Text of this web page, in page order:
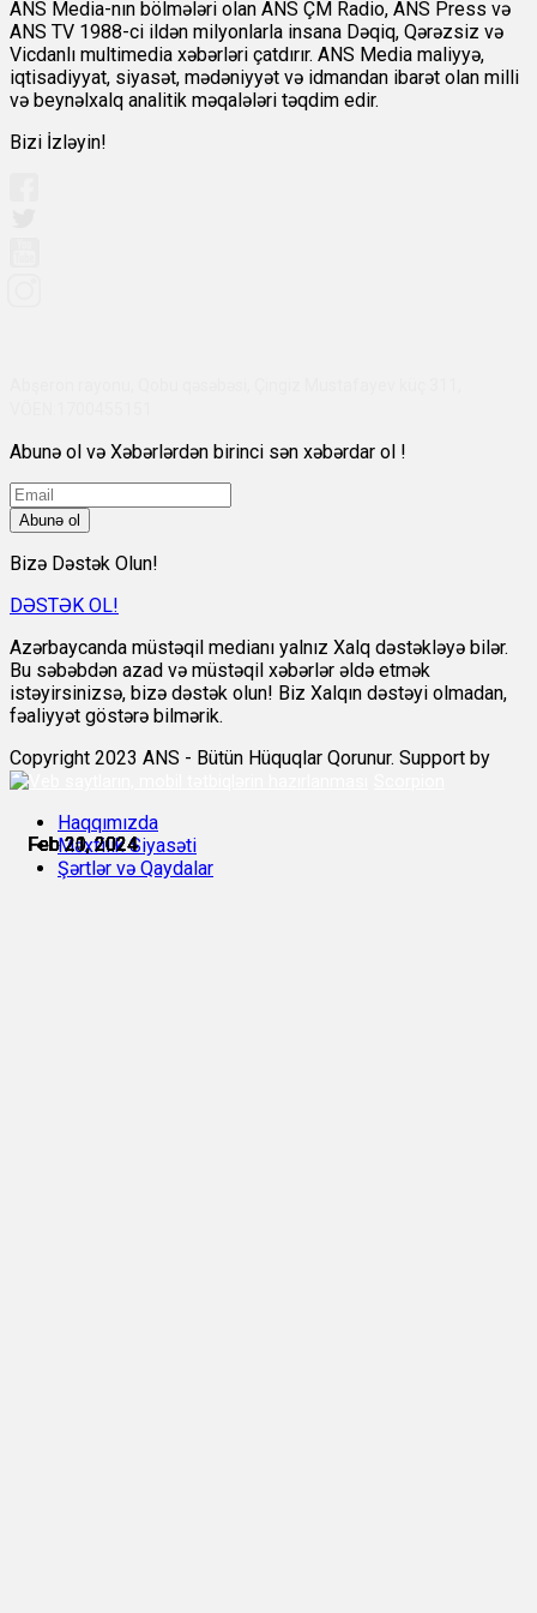
Feb 20, 2024
Feb 21, 2024
Feb 21, 2024
Feb 21, 2024
Feb 21, 2024
Feb 21, 2024
ANS Media-nın bölmələri olan ANS ÇM Radio, ANS Press və
ANS TV 1988-ci ildən milyonlarla insana Dəqiq, Qərəzsiz və
Vicdanlı multimedia xəbərləri çatdırır. ANS Media maliyyə,
iqtisadiyyat, siyasət, mədəniyyət və idmandan ibarət olan milli
və beynəlxalq analitik məqalələri təqdim edir.
Bizi İzləyin!
Abunə ol və Xəbərlərdən birinci sən xəbərdar ol !
Abunə ol
Bizə Dəstək Olun!
DƏSTƏK OL!
Azərbaycanda müstəqil medianı yalnız Xalq dəstəkləyə bilər.
Bu səbəbdən azad və müstəqil xəbərlər əldə etmək
istəyirsinizsə, bizə dəstək olun! Biz Xalqın dəstəyi olmadan,
fəaliyyət göstərə bilmərik.
Copyright 2023 ANS - Bütün Hüquqlar Qorunur. Support by
Haqqımızda
Məxfilik Siyasəti
Şərtlər və Qaydalar